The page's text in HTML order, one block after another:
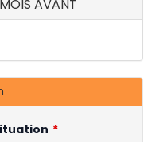
AVANT